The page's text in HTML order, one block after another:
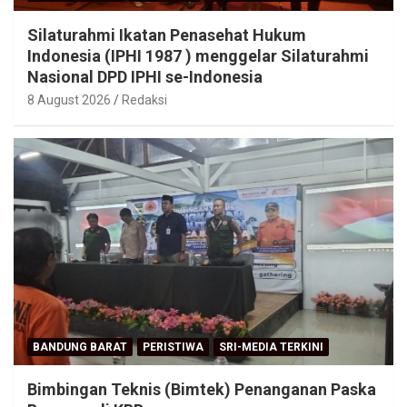
Silaturahmi Ikatan Penasehat Hukum
Indonesia (IPHI 1987 ) menggelar Silaturahmi
Nasional DPD IPHI se-Indonesia
8 August 2026 Redaksi
BANDUNG BARAT PERISTIWA SRI-MEDIA TERKINI
Bimbingan Teknis (Bimtek) Penanganan Paska